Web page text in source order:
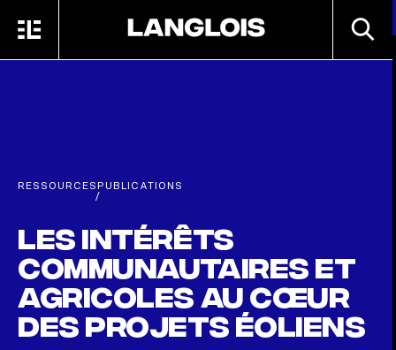
MENU
RESSOURCES
/
PUBLICATIONS
Les intérêts
communautaires et
agricoles au cœur
des projets éoliens